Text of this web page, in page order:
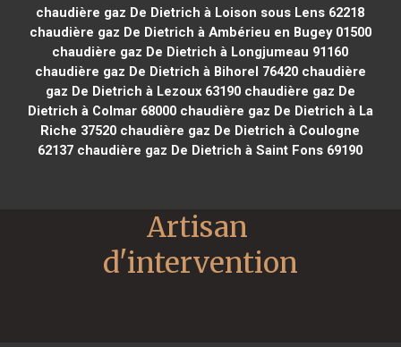
chaudière gaz De Dietrich à Loison sous Lens 62218
chaudière gaz De Dietrich à Ambérieu en Bugey 01500
chaudière gaz De Dietrich à Longjumeau 91160
chaudière gaz De Dietrich à Bihorel 76420chaudière
gaz De Dietrich à Lezoux 63190chaudière gaz De
Dietrich à Colmar 68000chaudière gaz De Dietrich à La
Riche 37520 chaudière gaz De Dietrich à Coulogne
62137 chaudière gaz De Dietrich à Saint Fons 69190
Artisan
d'intervention